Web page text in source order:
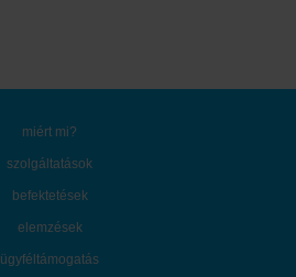
miért mi?
szolgáltatások
befektetések
elemzések
ügyféltámogatás